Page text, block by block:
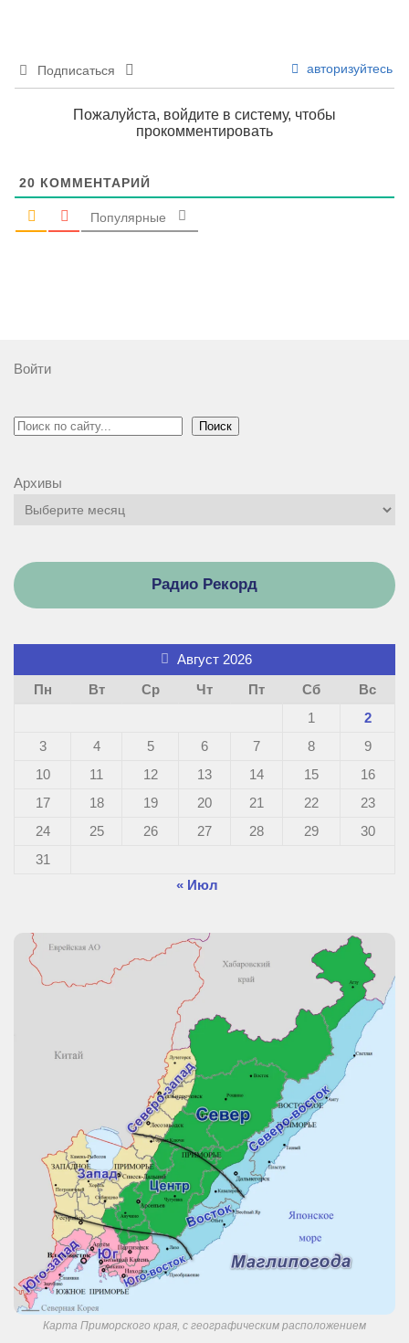
Подписаться авторизуйтесь
Пожалуйста, войдите в систему, чтобы
прокомментировать
20 КОММЕНТАРИЙ
Популярные
Войти
Поиск Поиск
Архивы
Радио Рекорд
Август 2026
Пн
Вт Ср Чт Пт Сб
Вс
1
2
3
4 5 6 7 8
9
10
11 12 13 14 15
16
17
18 19 20 21 22
23
24
25 26 27 28 29
30
31
« Июл
Карта Приморского края, с географическим расположением